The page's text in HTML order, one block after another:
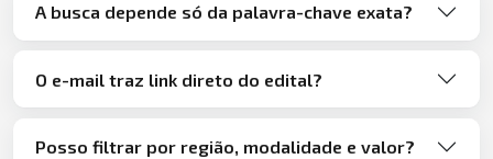
A busca depende só da palavra-chave exata?
O e-mail traz link direto do edital?
Posso filtrar por região, modalidade e valor?